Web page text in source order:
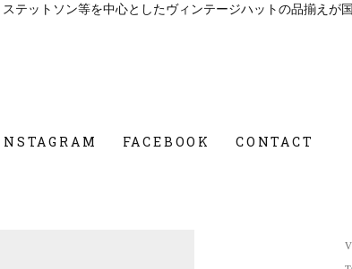
ットソン等を中心としたヴィンテージハットの品揃えが
FACEBOOK CONTACT